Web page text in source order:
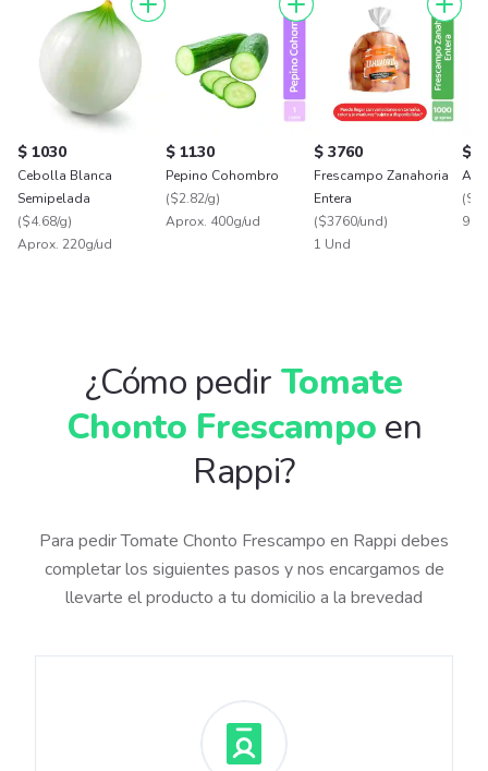
$ 1030
Cebolla Blanca
Semipelada
($4.68/g)
Aprox. 220g/ud
$ 1130
Pepino Cohombro
($2.82/g)
Aprox. 400g/ud
$ 3760
Frescampo Zanahoria
Entera
($3760/und)
1 Und
$
Ajo
(
90 g
¿Cómo pedir Tomate
Chonto Frescampo en
Rappi?
Para pedir Tomate Chonto Frescampo en Rappi debes
completar los siguientes pasos y nos encargamos de
llevarte el producto a tu domicilio a la brevedad